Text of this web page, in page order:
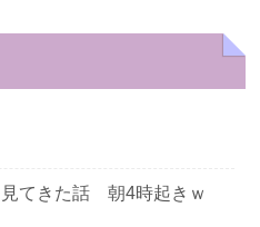
見てきた話 朝4時起きｗ